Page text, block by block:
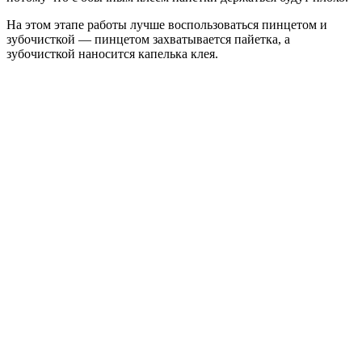
На этом этапе работы лучше воспользоваться пинцетом и
зубочисткой — пинцетом захватывается пайетка, а
зубочисткой наносится капелька клея.